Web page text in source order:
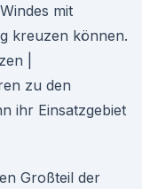
mit
kreuzen können.
|
zu den
ihr Einsatzgebiet
Großteil der